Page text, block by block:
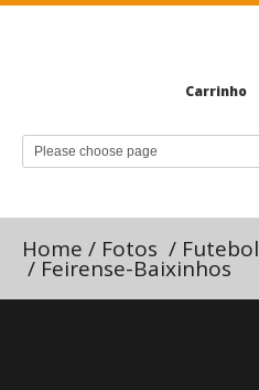
Carrinho
Home / Fotos / Futebol
/ Feirense-Baixinhos